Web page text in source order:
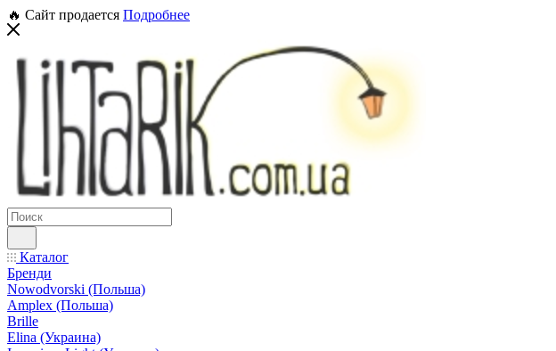
🔥 Сайт продается Подробнее
Каталог
Бренди
Nowodvorski (Польша)
Amplex (Польша)
Brille
Elina (Украина)